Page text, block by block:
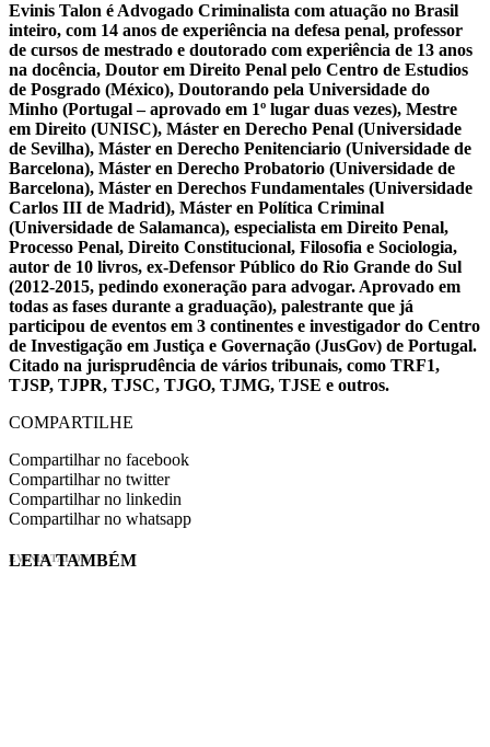
Evinis Talon é Advogado Criminalista com atuação no Brasil
inteiro, com 14 anos de experiência na defesa penal, professor
de cursos de mestrado e doutorado com experiência de 13 anos
na docência, Doutor em Direito Penal pelo Centro de Estudios
de Posgrado (México), Doutorando pela Universidade do
Minho (Portugal – aprovado em 1º lugar duas vezes), Mestre
em Direito (UNISC), Máster en Derecho Penal (Universidade
de Sevilha), Máster en Derecho Penitenciario (Universidade de
Barcelona), Máster en Derecho Probatorio (Universidade de
Barcelona), Máster en Derechos Fundamentales (Universidade
Carlos III de Madrid), Máster en Política Criminal
(Universidade de Salamanca), especialista em Direito Penal,
Processo Penal, Direito Constitucional, Filosofia e Sociologia,
autor de 10 livros, ex-Defensor Público do Rio Grande do Sul
(2012-2015, pedindo exoneração para advogar. Aprovado em
todas as fases durante a graduação), palestrante que já
participou de eventos em 3 continentes e investigador do Centro
de Investigação em Justiça e Governação (JusGov) de Portugal.
Citado na jurisprudência de vários tribunais, como TRF1,
TJSP, TJPR, TJSC, TJGO, TJMG, TJSE e outros.
COMPARTILHE
Compartilhar no facebook
Compartilhar no twitter
Compartilhar no linkedin
Compartilhar no whatsapp
EVINIS TALON
LEIA TAMBÉM